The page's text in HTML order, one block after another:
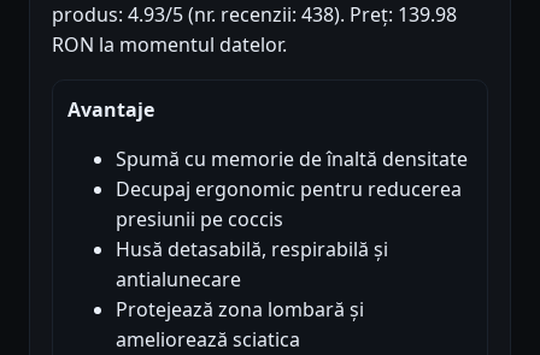
produs: 4.93/5 (nr. recenzii: 438). Preț: 139.98
RON la momentul datelor.
Avantaje
Spumă cu memorie de înaltă densitate
Decupaj ergonomic pentru reducerea
presiunii pe coccis
Husă detasabilă, respirabilă și
antialunecare
Protejează zona lombară și
ameliorează sciatica